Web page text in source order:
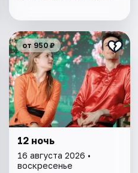
от 950 ₽
12 ночь
16 августа 2026 •
воскресенье